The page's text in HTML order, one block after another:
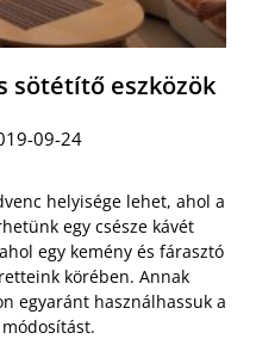
sötétítő eszközök
09-24
helyisége lehet, ahol a
egy csésze kávét
egy kemény és fárasztó
körében. Annak
egyaránt használhassuk a